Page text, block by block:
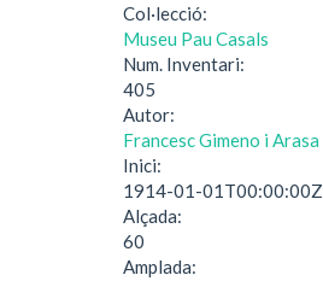
Col·lecció:
Museu Pau Casals
Num. Inventari:
405
Autor:
Francesc Gimeno i Arasa
Inici:
1914-01-01T00:00:00Z
Alçada:
60
Amplada: